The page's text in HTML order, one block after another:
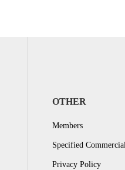
OTHER
Members
Specified
Privacy Policy